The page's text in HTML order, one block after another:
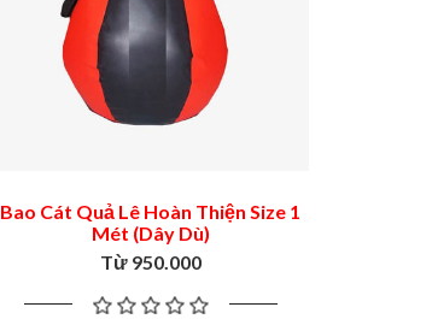
Bao Cát Quả Lê Hoàn Thiện Size 1
Mét (Dây Dù)
Từ 950.000